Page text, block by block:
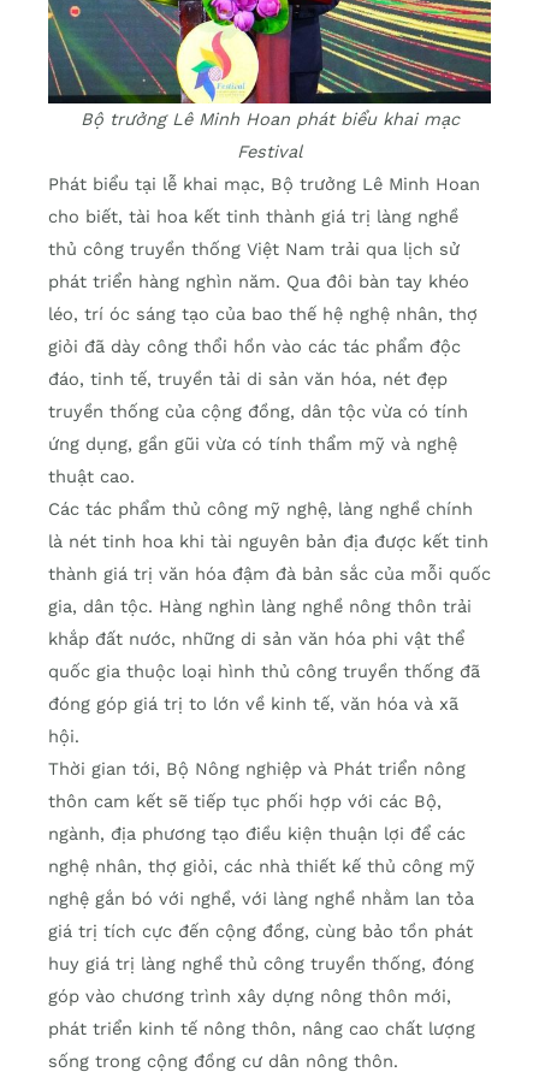
Bộ trưởng Lê Minh Hoan phát biểu khai mạc
Festival
Phát biểu tại lễ khai mạc, Bộ trưởng Lê Minh Hoan
cho biết, tài hoa kết tinh thành giá trị làng nghề
thủ công truyền thống Việt Nam trải qua lịch sử
phát triển hàng nghìn năm. Qua đôi bàn tay khéo
léo, trí óc sáng tạo của bao thế hệ nghệ nhân, thợ
giỏi đã dày công thổi hồn vào các tác phẩm độc
đáo, tinh tế, truyền tải di sản văn hóa, nét đẹp
truyền thống của cộng đồng, dân tộc vừa có tính
ứng dụng, gần gũi vừa có tính thẩm mỹ và nghệ
thuật cao.
Các tác phẩm thủ công mỹ nghệ, làng nghề chính
là nét tinh hoa khi tài nguyên bản địa được kết tinh
thành giá trị văn hóa đậm đà bản sắc của mỗi quốc
gia, dân tộc. Hàng nghìn làng nghề nông thôn trải
khắp đất nước, những di sản văn hóa phi vật thể
quốc gia thuộc loại hình thủ công truyền thống đã
đóng góp giá trị to lớn về kinh tế, văn hóa và xã
hội.
Thời gian tới, Bộ Nông nghiệp và Phát triển nông
thôn cam kết sẽ tiếp tục phối hợp với các Bộ,
ngành, địa phương tạo điều kiện thuận lợi để các
nghệ nhân, thợ giỏi, các nhà thiết kế thủ công mỹ
nghệ gắn bó với nghề, với làng nghề nhằm lan tỏa
giá trị tích cực đến cộng đồng, cùng bảo tồn phát
huy giá trị làng nghề thủ công truyền thống, đóng
góp vào chương trình xây dựng nông thôn mới,
phát triển kinh tế nông thôn, nâng cao chất lượng
sống trong cộng đồng cư dân nông thôn.